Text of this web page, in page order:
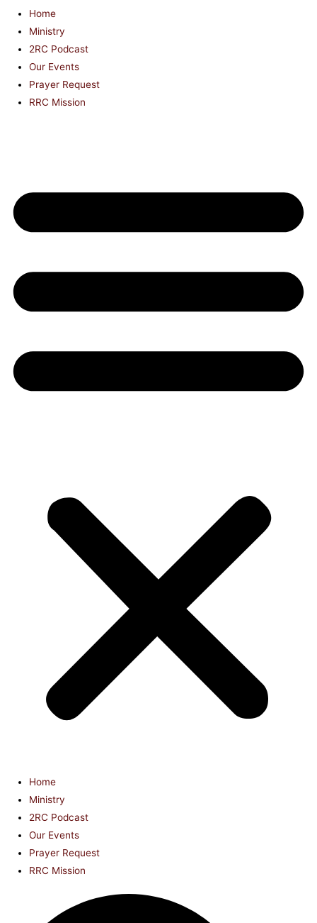
Home
Ministry
2RC Podcast
Our Events
Prayer Request
RRC Mission
Home
Ministry
2RC Podcast
Our Events
Prayer Request
RRC Mission